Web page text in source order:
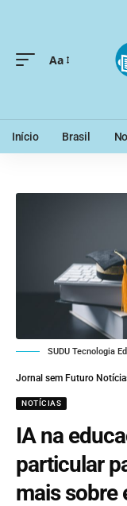
Aa
Início Brasil
SUDU Tecnologia
Jornal sem Futuro
NOTÍCIAS
IA na
particular
mais sobre